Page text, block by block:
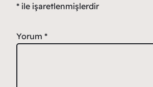
* ile işaretlenmişlerdir
Yorum *